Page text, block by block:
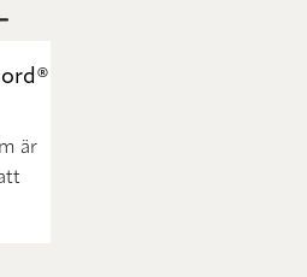
är